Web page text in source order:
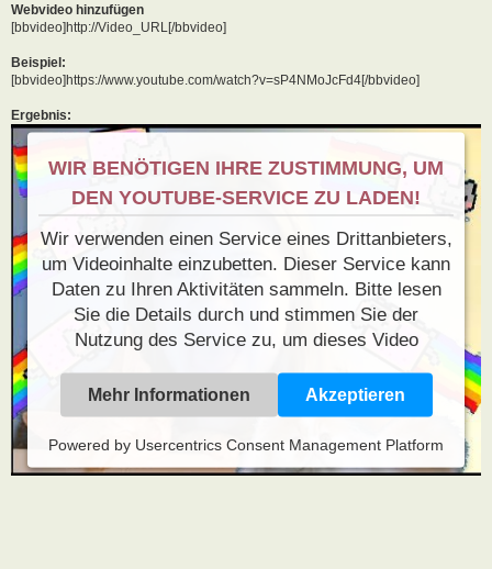
Webvideo hinzufügen
[bbvideo]http://Video_URL[/bbvideo]
Beispiel:
[bbvideo]https://www.youtube.com/watch?v=sP4NMoJcFd4[/bbvideo]
Ergebnis:
WIR BENÖTIGEN IHRE ZUSTIMMUNG, UM
DEN YOUTUBE-SERVICE ZU LADEN!
Wir verwenden einen Service eines Drittanbieters,
um Videoinhalte einzubetten. Dieser Service kann
Daten zu Ihren Aktivitäten sammeln. Bitte lesen
Sie die Details durch und stimmen Sie der
Nutzung des Service zu, um dieses Video
Mehr Informationen Akzeptieren
Powered by Usercentrics Consent Management Platform